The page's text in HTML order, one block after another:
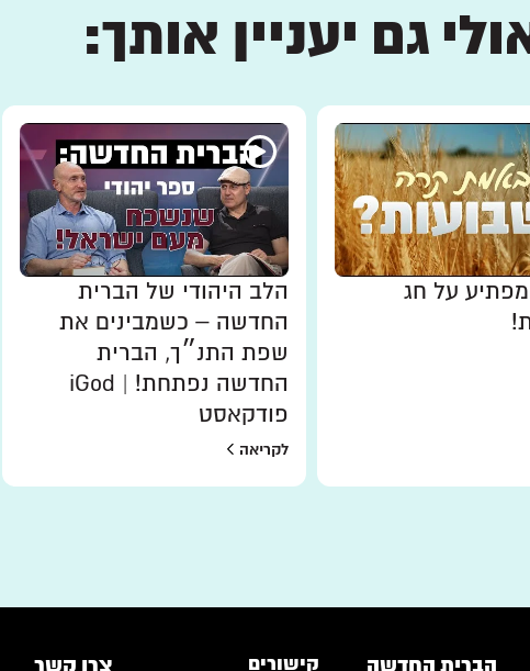
גם יעניין אותך:
על חג
הלב היהודי של הברית
החדשה – כשמבינים את
שפת התנ״ך, הברית
החדשה נפתחת! | iGod
פודקאסט
לקריאה
הברית החדשה קישורים צרו קשר